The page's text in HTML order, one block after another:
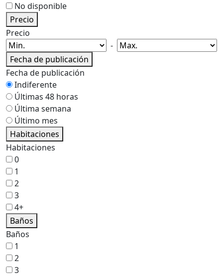
No disponible
Precio
Precio
-
Fecha de publicación
Fecha de publicación
Indiferente
Últimas 48 horas
Última semana
Último mes
Habitaciones
Habitaciones
0
1
2
3
4+
Baños
Baños
1
2
3